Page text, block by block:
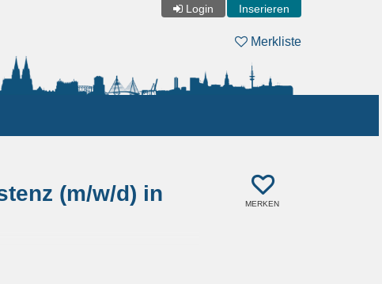
Login Inserieren
Merkliste
(m/w/d) in
MERKEN